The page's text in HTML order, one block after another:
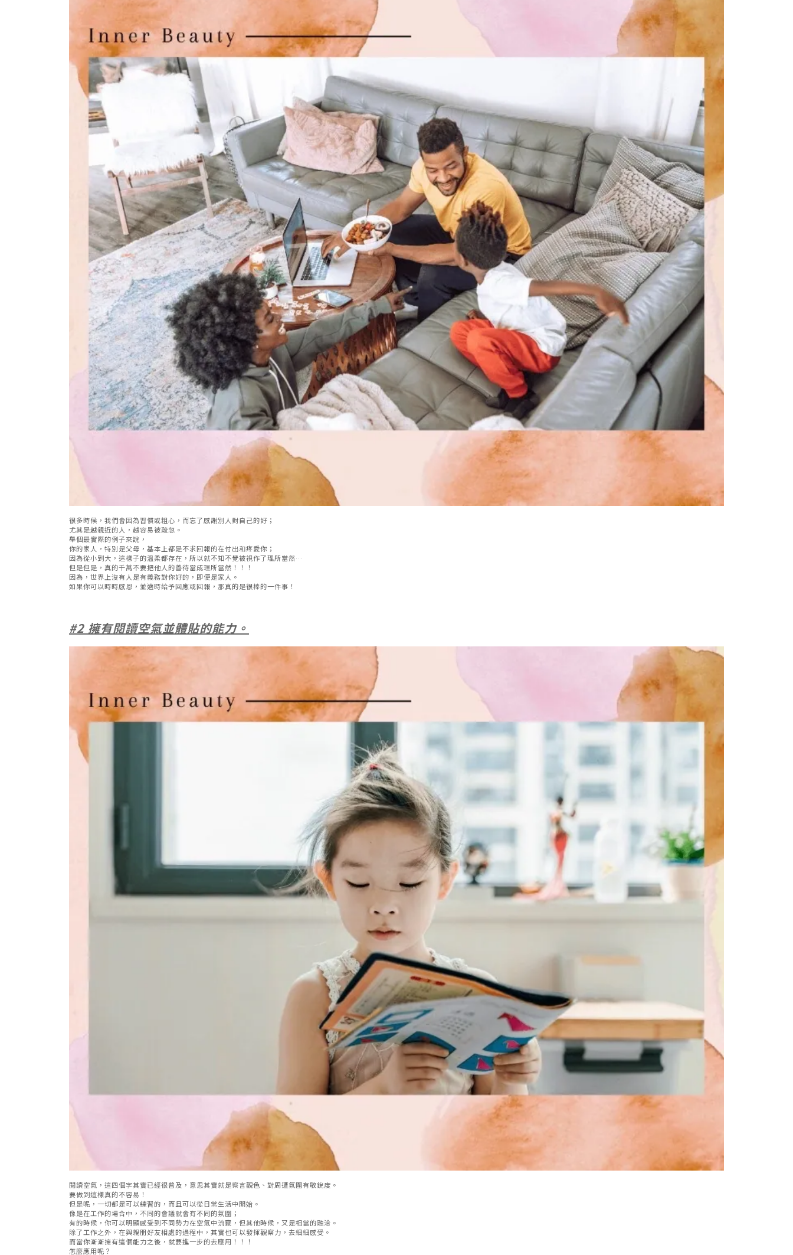
很多時候，我們會因為習慣或粗心，而忘了感謝別人對自己的好；
尤其是越親近的人，越容易被疏忽。
舉個最實際的例子來說，
你的家人，特別是父母，基本上都是不求回報的在付出和疼愛你；
因為從小到大，這樣子的溫柔都存在，所以就不知不覺被視作了理所當然…
但是但是，真的千萬不要把他人的善待當成理所當然！！！
因為，世界上沒有人是有義務對你好的，即便是家人。
如果你可以時時感恩，並適時給予回應或回報，那真的是很棒的一件事！
#2 擁有閱讀空氣並體貼的能力。
閱讀空氣，這四個字其實已經很普及，意思其實就是察言觀色、對周遭氛圍有敏銳度。
要做到這樣真的不容易！
但是呢，一切都是可以練習的，而且可以從日常生活中開始。
像是在工作的場合中，不同的會議就會有不同的氛圍；
有的時候，你可以明顯感受到不同勢力在空氣中流竄，但其他時候，又是相當的融洽。
除了工作之外，在與親朋好友相處的過程中，其實也可以發揮觀察力，去細細感受。
而當你漸漸擁有這個能力之後，就要進一步的去應用！！！
怎麼應用呢？